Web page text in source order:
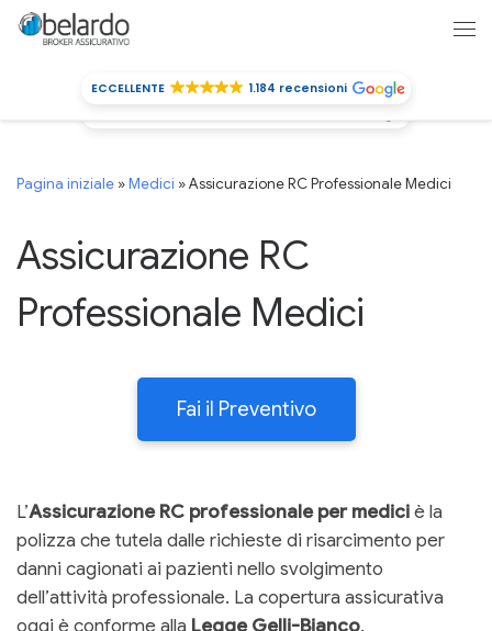
Passa al contenuto
ECCELLENTE
1.184 recensioni
Pagina iniziale »Medici »Assicurazione RC Professionale Medici
Assicurazione RC
Professionale Medici
Fai il Preventivo
L’Assicurazione RC professionale per mediciè la
polizza che tutela dalle richieste di risarcimento per
danni cagionati ai pazienti nello svolgimento
dell’attività professionale. La copertura assicurativa